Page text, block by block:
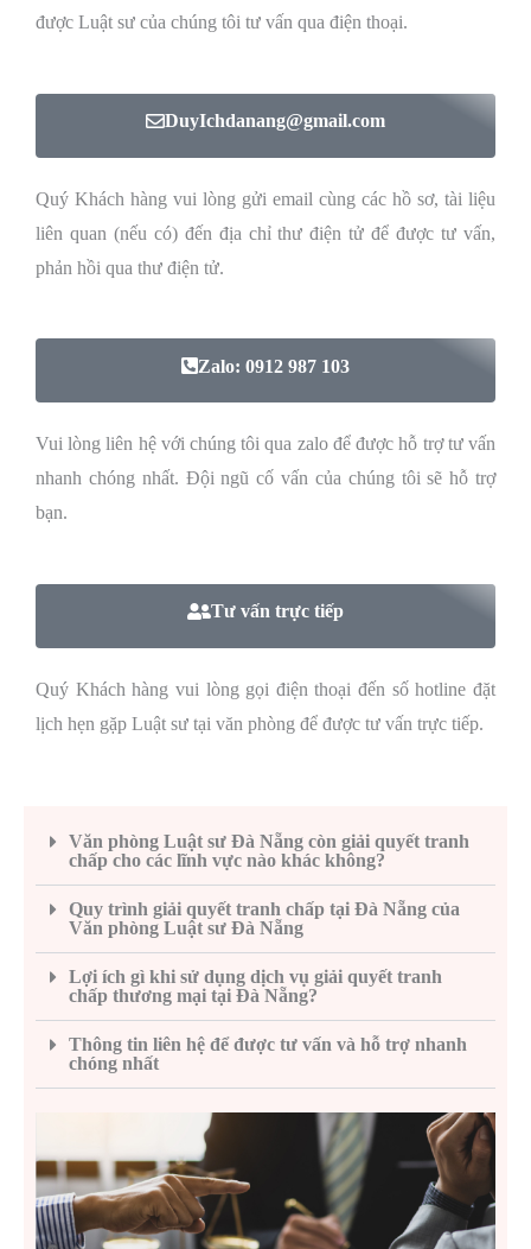
được Luật sư của chúng tôi tư vấn qua điện thoại.
DuyIchdanang@gmail.com
Quý Khách hàng vui lòng gửi email cùng các hồ sơ, tài liệu
liên quan (nếu có) đến địa chỉ thư điện tử để được tư vấn,
phản hồi qua thư điện tử.
Zalo: 0912 987 103
Vui lòng liên hệ với chúng tôi qua zalo để được hỗ trợ tư vấn
nhanh chóng nhất. Đội ngũ cố vấn của chúng tôi sẽ hỗ trợ
bạn.
Tư vấn trực tiếp
Quý Khách hàng vui lòng gọi điện thoại đến số hotline đặt
lịch hẹn gặp Luật sư tại văn phòng để được tư vấn trực tiếp.
Văn phòng Luật sư Đà Nẵng còn giải quyết tranh
chấp cho các lĩnh vực nào khác không?
Quy trình giải quyết tranh chấp tại Đà Nẵng của
Văn phòng Luật sư Đà Nẵng
Lợi ích gì khi sử dụng dịch vụ giải quyết tranh
chấp thương mại tại Đà Nẵng?
Thông tin liên hệ để được tư vấn và hỗ trợ nhanh
chóng nhất